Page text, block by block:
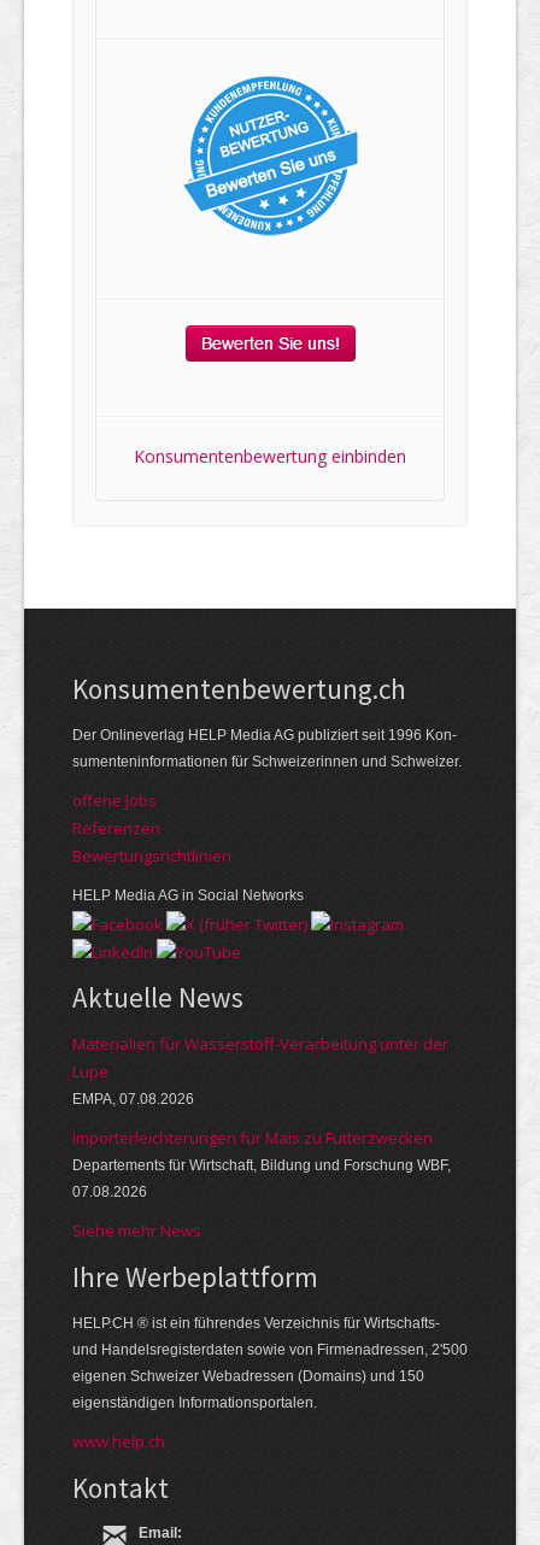
Konsumentenbewertung einbinden
Kon­su­menten­be­wer­tung.ch
Der Online­verlag HELP Media AG publi­ziert seit 1996 Kon­
su­menten­infor­mationen für Schwei­zerinnen und Schweizer.
offene Jobs
Referenzen
Bewer­tungs­richt­linien
HELP Media AG in Social Networks
Aktuelle News
Materialien für Wasserstoff-Verarbeitung unter der
Lupe
EMPA, 07.08.2026
Importerleichterungen für Mais zu Futterzwecken
Departements für Wirtschaft, Bildung und Forschung WBF,
07.08.2026
Siehe mehr News
Ihre Werbe­platt­form
HELP.CH ® ist ein führendes Ver­zeich­nis für Wirt­schafts-
und Handels­register­daten so­wie von Firmen­adressen, 2'500
eige­nen Schweizer Web­adressen (Domains) und 150
eigen­ständigen Infor­mations­por­talen.
www.help.ch
Kontakt
Email: